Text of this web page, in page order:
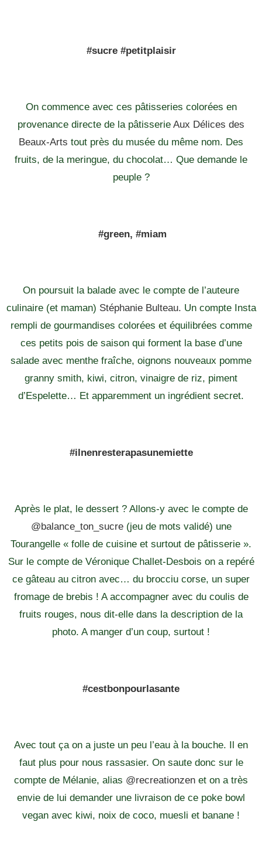
#sucre #petitplaisir
On commence avec ces pâtisseries colorées en
provenance directe de la pâtisserie Aux Délices des
Beaux-Arts tout près du musée du même nom. Des
fruits, de la meringue, du chocolat… Que demande le
peuple ?
#green, #miam
On poursuit la balade avec le compte de l’auteure
culinaire (et maman) Stéphanie Bulteau. Un compte Insta
rempli de gourmandises colorées et équilibrées comme
ces petits pois de saison qui forment la base d’une
salade avec menthe fraîche, oignons nouveaux pomme
granny smith, kiwi, citron, vinaigre de riz, piment
d’Espelette… Et apparemment un ingrédient secret.
#ilnenresterapasunemiette
Après le plat, le dessert ? Allons-y avec le compte de
@balance_ton_sucre(jeu de mots validé) une
Tourangelle « folle de cuisine et surtout de pâtisserie ».
Sur le compte de Véronique Challet-Desbois on a repéré
ce gâteau au citron avec… du brocciu corse, un super
fromage de brebis ! A accompagner avec du coulis de
fruits rouges, nous dit-elle dans la description de la
photo. A manger d’un coup, surtout !
#cestbonpourlasante
Avec tout ça on a juste un peu l’eau à la bouche. Il en
faut plus pour nous rassasier. On saute donc sur le
compte de Mélanie, alias @recreationzen et on a très
envie de lui demander une livraison de ce poke bowl
vegan avec kiwi, noix de coco, muesli et banane !